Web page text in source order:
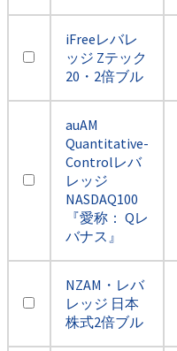
iFreeレバレ
ッジ Zテック
20・2倍ブル
auAM
Quantitative-
Controlレバ
レッジ
NASDAQ100
『愛称： Qレ
バナス』
NZAM・レバ
レッジ 日本
株式2倍ブル